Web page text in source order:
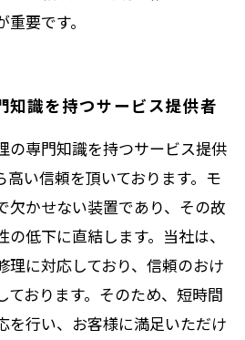
要です。
知識を持つサービス提供者
の専門知識を持つサービス提供
い信頼を頂いております。モ
欠かせない装置であり、その故
低下に直結します。当社は、
理に対応しており、信頼のおけ
ております。そのため、短時間
を行い、お客様に満足いただけ